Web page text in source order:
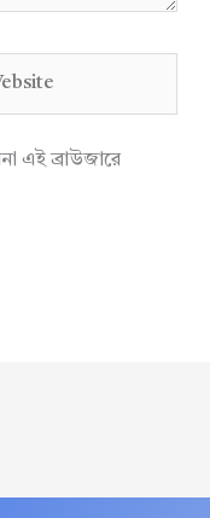
এই ব্রাউজারে